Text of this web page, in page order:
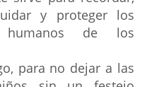
y proteger los
humanos de los
para no dejar a las